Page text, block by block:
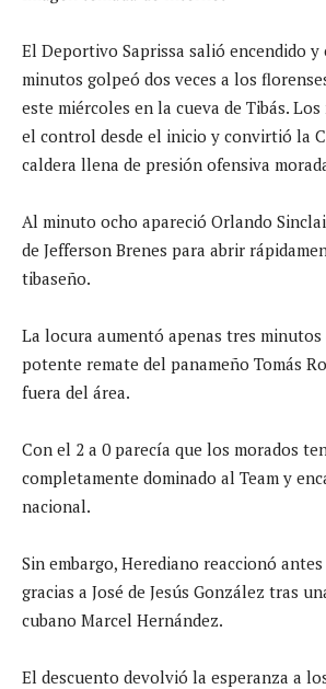
El Deportivo Saprissa salió encendido y
minutos golpeó dos veces a los
este miércoles en la cueva de Tibás.
el control desde el inicio y convirtió la
caldera llena de presión ofensiva
Al minuto ocho apareció Orlando
de Jefferson Brenes para abrir
tibaseño.
La locura aumentó apenas tres minutos
potente remate del panameño Tomás
fuera del área.
Con el 2 a 0 parecía que los morados
completamente dominado al Team y
nacional.
Sin embargo, Herediano reaccionó
gracias a José de Jesús González tras
cubano Marcel Hernández.
El descuento devolvió la esperanza a